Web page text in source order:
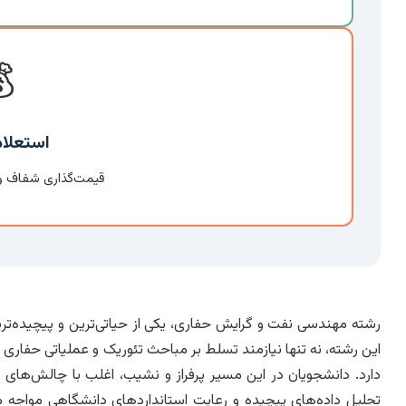
قیمت‌گذاری شفاف
رشته مهندسی نفت و گرایش حفاری، یکی از حیاتی‌ترین و
این رشته، نه تنها نیازمند تسلط بر مباحث تئوریک و عملیاتی
دارد. دانشجویان در این مسیر پرفراز و نشیب، اغلب با
تحلیل داده‌های پیچیده و رعایت استانداردهای دانشگاهی